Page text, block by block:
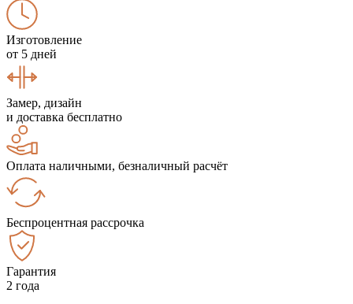
Изготовление
от 5 дней
Замер, дизайн
и доставка бесплатно
Оплата наличными, безналичный расчёт
Беспроцентная рассрочка
Гарантия
2 года